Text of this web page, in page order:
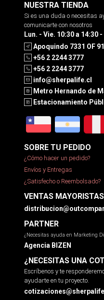
NUESTRA TIENDA
Si es una duda o necesitas
comunicarte con nosotros
Lun. - Vie. 10:30 a 14:30
Apoquindo 7331 OF
+56 2 2244 3777
+56 2 2244 3777
info@sherpalife.cl
Metro Hernando de
Estacionamiento
SOBRE TU PEDIDO
¿Cómo hacer un pedido?
Envíos y Entregas
¿Satisfecho o Reembolsado?
VENTAS MAYORISTAS
PARTNER
¿Necesitas ayuda en Marketing
Agencia BIZEN
¿NECESITAS UNA
Escríbenos y te
ayudarte en tu proyecto.